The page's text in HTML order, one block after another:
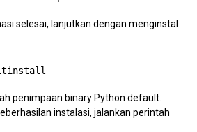
selesai, lanjutkan dengan menginstal
penimpaan binary Python default.
instalasi, jalankan perintah